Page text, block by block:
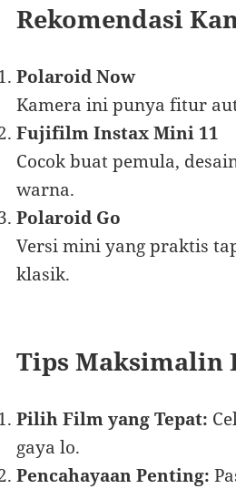
Rekomendasi
Polaroid Now
Kamera ini punya fitur
Fujifilm Instax Mini 11
Cocok buat pemula,
warna.
Polaroid Go
Versi mini yang praktis
klasik.
Tips Maksimalin
Pilih Film yang Tepat:
gaya lo.
Pencahayaan Penting: